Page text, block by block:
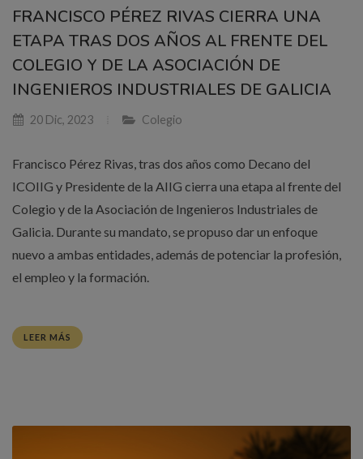
FRANCISCO PÉREZ RIVAS CIERRA UNA
ETAPA TRAS DOS AÑOS AL FRENTE DEL
COLEGIO Y DE LA ASOCIACIÓN DE
INGENIEROS INDUSTRIALES DE GALICIA
20 Dic, 2023 Colegio
Francisco Pérez Rivas, tras dos años como Decano del
ICOIIG y Presidente de la AIIG cierra una etapa al frente del
Colegio y de la Asociación de Ingenieros Industriales de
Galicia. Durante su mandato, se propuso dar un enfoque
nuevo a ambas entidades, además de potenciar la profesión,
el empleo y la formación.
LEER MÁS